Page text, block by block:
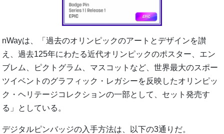
nWayは、「過去のオリンピックのアートとデザインを讃
え、過去125年にわたる近代オリンピックのポスター、エン
ブレム、ピクトグラム、マスコットなど、世界最大のスポー
ツイベントのグラフィック・レガシーを反映したオリンピッ
ク・ヘリテージコレクションの一部として、セット発売す
る」としている。
デジタルピンバッジの入手方法は、以下の3通りだ。